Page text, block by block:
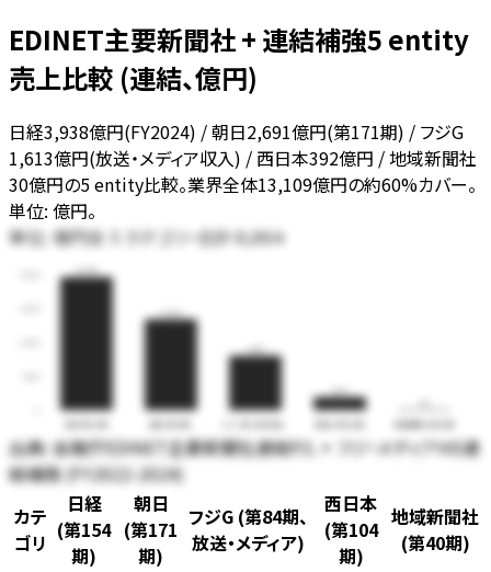
EDINET主要新聞社 + 連結補強5 entity
売上比較 (連結、億円)
日経3,938億円(FY2024) / 朝日2,691億円(第171期) / フジG
1,613億円(放送・メディア収入) / 西日本392億円 / 地域新聞社
30億円の5 entity比較。業界全体13,109億円の約60%カバー。
単位: 億円。
単位:億円全 5 カテゴリ・合計 8,664
3,938
2,691
392
出典:金融庁EDINET主要新聞社連結P/L + フジ・メディアHD連
結補強 (FY2022-2024)
カテ
ゴリ
日経
(第154
期)
朝日
(第171
期)
フジG (第84期、
放送・メディア)
西日本
(第104
期)
地域新聞社
(第40期)